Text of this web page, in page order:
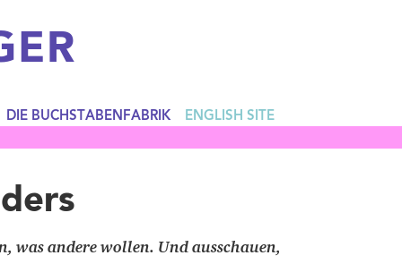
DIE BUCHSTABENFABRIK ENGLISH SITE
was andere wollen. Und ausschauen,